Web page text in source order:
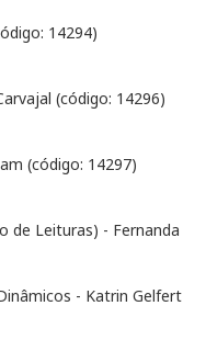
14294)
(código: 14296)
(código: 14297)
de Leituras) - Fernanda
- Katrin Gelfert